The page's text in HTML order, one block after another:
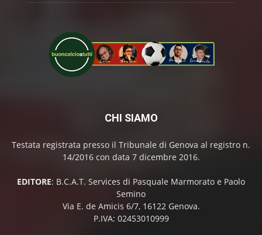
CHI SIAMO
Testata registrata presso il Tribunale di Genova al registro n.
14/2016 con data 7 dicembre 2016.
EDITORE: B.C.A.T. Services di Pasquale Marmorato e Paolo
Semino
Via E. de Amicis 6/7, 16122 Genova.
P.IVA: 02453010999